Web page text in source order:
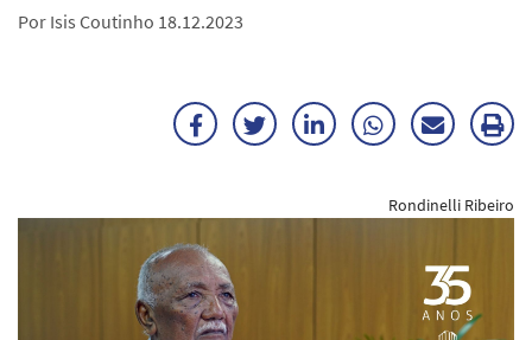
Por Isis Coutinho 18.12.2023
FacebookTwitterLinkedInWhatsApp
Enviar
E-
Rondinelli Ribeiro